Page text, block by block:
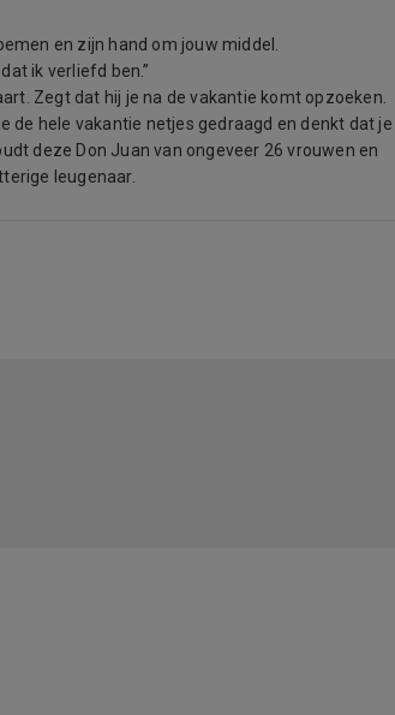
en zijn hand om jouw middel.
ik verliefd ben.”
Zegt dat hij je na de vakantie komt opzoeken.
de hele vakantie netjes gedraagd en denkt dat je
deze Don Juan van ongeveer 26 vrouwen en
leugenaar.